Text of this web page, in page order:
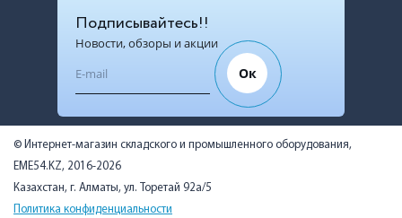
Подписывайтесь!!
Новости, обзоры и акции
Ок
© Интернет-магазин складского и промышленного оборудования,
EME54.KZ, 2016-2026
Казахстан, г. Алматы, ул. Торетай 92а/5
Политика конфиденциальности